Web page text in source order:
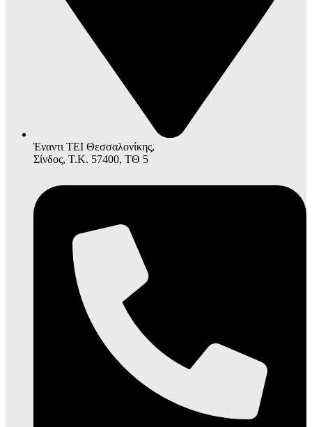
Έναντι ΤΕΙ Θεσσαλονίκης,
Σίνδος, Τ.Κ. 57400, ΤΘ 5